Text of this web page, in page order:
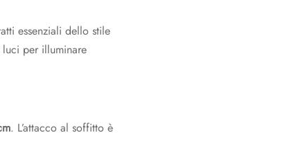
essenziali dello stile
luci per illuminare
. L’attacco al soffitto è